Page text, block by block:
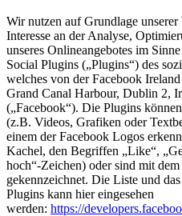
Wir nutzen auf Grundlage unserer
Interesse an der Analyse,
unseres Onlineangebotes im
Social Plugins („Plugins“) des
welches von der Facebook
Grand Canal Harbour, Dublin 2,
(„Facebook“). Die Plugins
(z.B. Videos, Grafiken oder
einem der Facebook Logos
Kachel, den Begriffen „Like“,
hoch“-Zeichen) oder sind mit
gekennzeichnet. Die Liste und
Plugins kann hier eingesehen
werden: https://